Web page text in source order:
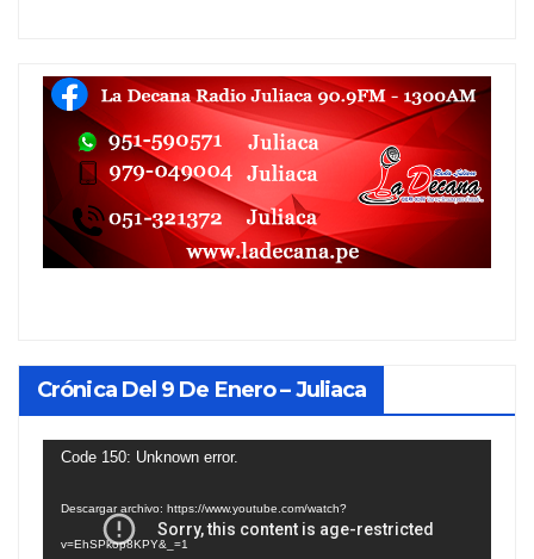
Crónica Del 9 De Enero – Juliaca
Reproductor
Code 150: Unknown error.
Descargar archivo: https://www.youtube.com/watch?
v=EhSPkop8KPY&_=1